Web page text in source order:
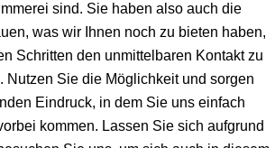
sind. Sie haben also auch die
was wir Ihnen noch zu bieten haben,
Schritten den unmittelbaren Kontakt zu
Nutzen Sie die Möglichkeit und sorgen
Eindruck, in dem Sie uns einfach
kommen. Lassen Sie sich aufgrund